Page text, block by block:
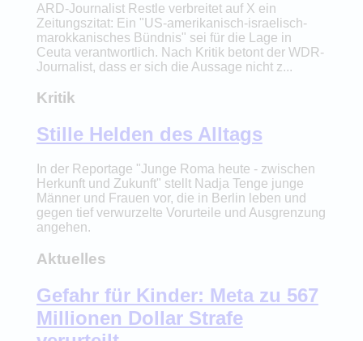
ARD-Journalist Restle verbreitet auf X ein
Zeitungszitat: Ein "US-amerikanisch-israelisch-
marokkanisches Bündnis" sei für die Lage in
Ceuta verantwortlich. Nach Kritik betont der WDR-
Journalist, dass er sich die Aussage nicht z...
Kritik
Stille Helden des Alltags
In der Reportage "Junge Roma heute - zwischen
Herkunft und Zukunft" stellt Nadja Tenge junge
Männer und Frauen vor, die in Berlin leben und
gegen tief verwurzelte Vorurteile und Ausgrenzung
angehen.
Aktuelles
Gefahr für Kinder: Meta zu 567
Millionen Dollar Strafe